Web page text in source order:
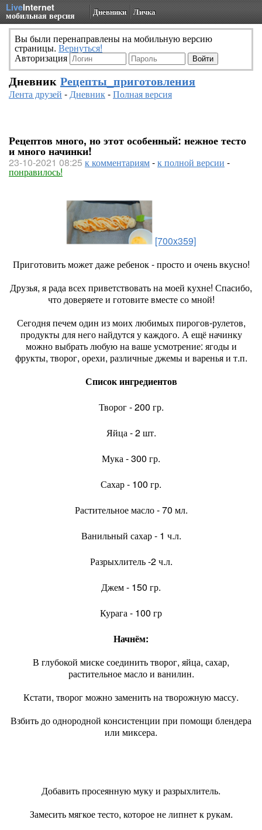
LiveInternet
мобильная версия Дневники Личка
Вы были перенаправлены на мобильную версию
страницы. Вернуться!
Авторизация
Дневник Рецепты_приготовления
Лента друзей -Дневник-Полная версия
Рецептов много, но этот особенный: нежное тесто
и много начинки!
23-10-2021 08:25 к комментариям-к полной версии -
понравилось!
[700x359]
Приготовить может даже ребенок - просто и очень вкусно!
Друзья, я рада всех приветствовать на моей кухне! Спасибо,
что доверяете и готовите вместе со мной!
Сегодня печем один из моих любимых пирогов-рулетов,
продукты для него найдутся у каждого. А ещё начинку
можно выбрать любую на ваше усмотрение: ягоды и
фрукты, творог, орехи, различные джемы и варенья и т.п.
Список ингредиентов
Творог - 200 гр.
Яйца - 2 шт.
Мука - 300 гр.
Сахар - 100 гр.
Растительное масло - 70 мл.
Ванильный сахар - 1 ч.л.
Разрыхлитель -2 ч.л.
Джем - 150 гр.
Курага - 100 гр
Начнём:
В глубокой миске соединить творог, яйца, сахар,
растительное масло и ванилин.
Кстати, творог можно заменить на творожную массу.
Взбить до однородной консистенции при помощи блендера
или миксера.
Добавить просеянную муку и разрыхлитель.
Замесить мягкое тесто, которое не липнет к рукам.